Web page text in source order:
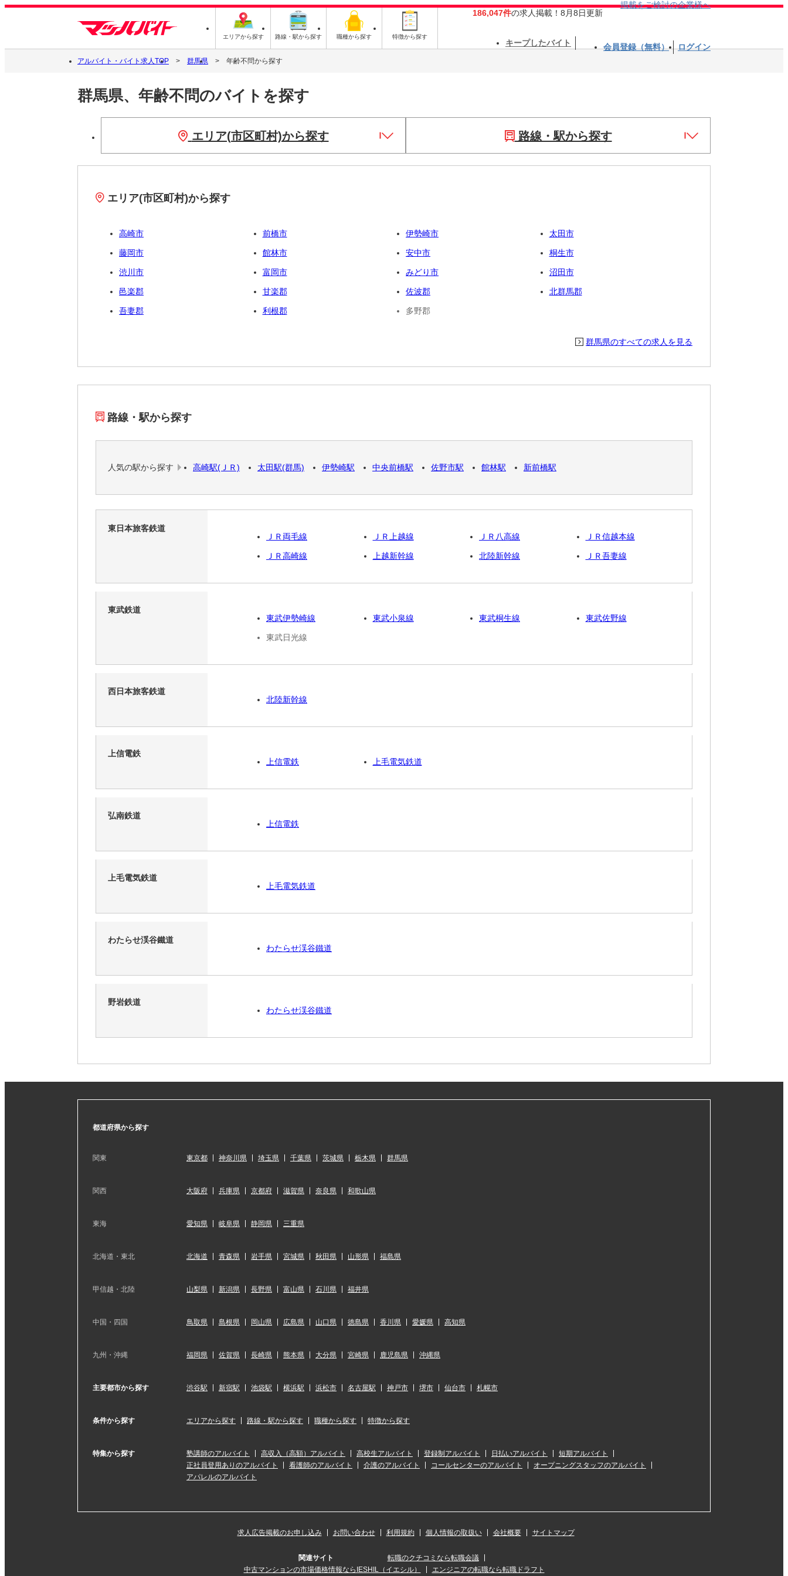
エリアから探す 路線・駅から探す 職種から探す 特徴から探す
186,047件の求人掲載！8月8日更新
掲載をご検討の企業様へ
キープしたバイト 会員登録（無料） ログイン
アルバイト・バイト求人TOP 群馬県 年齢不問から探す
群馬県、年齢不問のバイトを探す
エリア(市区町村)から探す 路線・駅から探す
エリア(市区町村)から探す
高崎市 前橋市 伊勢崎市 太田市
藤岡市 館林市 安中市 桐生市
渋川市 富岡市 みどり市 沼田市
邑楽郡 甘楽郡 佐波郡 北群馬郡
吾妻郡 利根郡 多野郡
群馬県のすべての求人を見る
路線・駅から探す
人気の駅から探す 高崎駅(ＪＲ) 太田駅(群馬) 伊勢崎駅 中央前橋駅 佐野市駅 館林駅 新前橋駅
東日本旅客鉄道
ＪＲ両毛線
ＪＲ上越線 ＪＲ八高線 ＪＲ信越本線
ＪＲ高崎線 上越新幹線 北陸新幹線 ＪＲ吾妻線
東武鉄道
東武伊勢崎線
東武小泉線 東武桐生線 東武佐野線
東武日光線
西日本旅客鉄道
北陸新幹線
上信電鉄
上信電鉄
上毛電気鉄道
弘南鉄道
上信電鉄
上毛電気鉄道
上毛電気鉄道
わたらせ渓谷鐵道
わたらせ渓谷鐵道
野岩鉄道
わたらせ渓谷鐵道
都道府県から探す
関東 東京都 神奈川県 埼玉県 千葉県 茨城県 栃木県 群馬県
関西 大阪府 兵庫県 京都府 滋賀県 奈良県 和歌山県
東海 愛知県 岐阜県 静岡県 三重県
北海道・東北 北海道 青森県 岩手県 宮城県 秋田県 山形県 福島県
甲信越・北陸 山梨県 新潟県 長野県 富山県 石川県 福井県
中国・四国 鳥取県 島根県 岡山県 広島県 山口県 徳島県 香川県 愛媛県 高知県
九州・沖縄 福岡県 佐賀県 長崎県 熊本県 大分県 宮崎県 鹿児島県 沖縄県
主要都市から探す 渋谷駅 新宿駅 池袋駅 横浜駅 浜松市 名古屋駅 神戸市 堺市 仙台市 札幌市
条件から探す エリアから探す 路線・駅から探す 職種から探す 特徴から探す
特集から探す 塾講師のアルバイト 高収入（高額）アルバイト 高校生アルバイト 登録制アルバイト 日払いアルバイト
短期アルバイト
正社員登用ありのアルバイト
看護師のアルバイト 介護のアルバイト コールセンターのアルバイト
オープニングスタッフのアルバイト
アパレルのアルバイト
求人広告掲載のお申し込み お問い合わせ 利用規約 個人情報の取扱い 会社概要 サイトマップ
関連サイト
転職のクチコミなら転職会議
中古マンションの市場価格情報ならIESHIL（イエシル）
エンジニアの転職なら転職ドラフト